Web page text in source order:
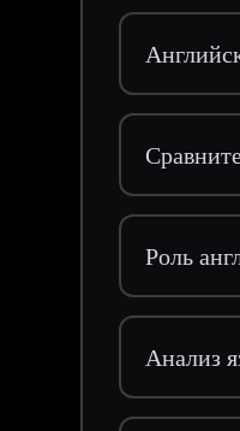
Роль
Анализ